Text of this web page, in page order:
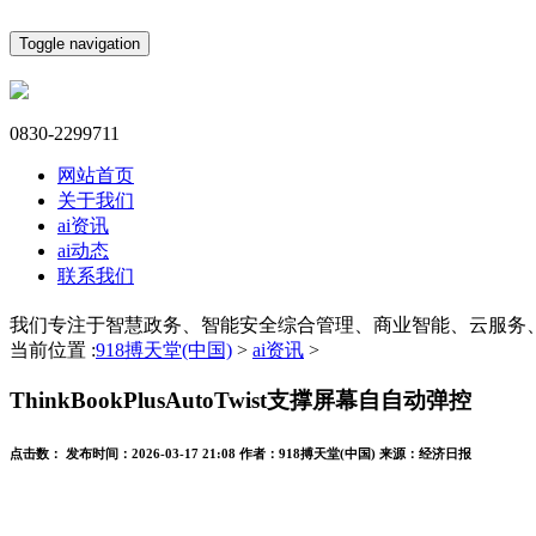
Toggle navigation
0830-2299711
网站首页
关于我们
ai资讯
ai动态
联系我们
我们专注于智慧政务、智能安全综合管理、商业智能、云服务
当前位置 :918搏天堂(中国) > ai资讯 >
ThinkBookPlusAutoTwist支撑屏幕自自动弹控
点击数： 发布时间： 2026-03-17 21:08 作者： 918搏天堂(中国) 来源： 经济日报